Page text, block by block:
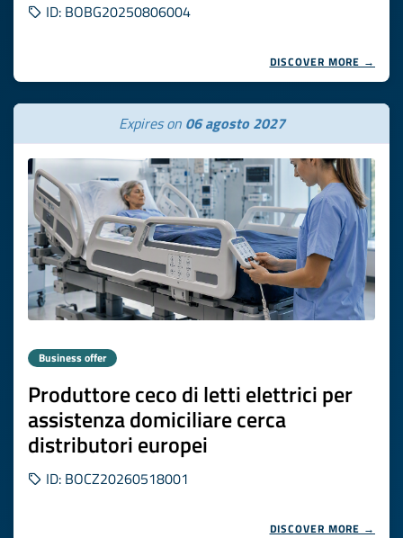
ID: BOBG20250806004
DISCOVER MORE →
Expires on 06 agosto 2027
Business offer
Produttore ceco di letti elettrici per
assistenza domiciliare cerca
distributori europei
ID: BOCZ20260518001
DISCOVER MORE →